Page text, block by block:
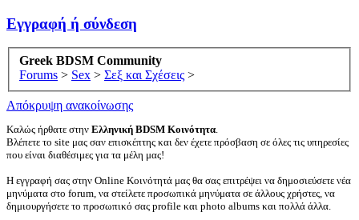
Εγγραφή ή σύνδεση
Greek BDSM Community
Forums > Sex > Σεξ και Σχέσεις >
Απόκρυψη ανακοίνωσης
Καλώς ήρθατε στην Ελληνική BDSM Κοινότητα.
Βλέπετε το site μας σαν επισκέπτης και δεν έχετε πρόσβαση σε όλες τις υπηρεσίες
που είναι διαθέσιμες για τα μέλη μας!
Η εγγραφή σας στην Online Κοινότητά μας θα σας επιτρέψει να δημοσιεύσετε νέα
μηνύματα στο forum, να στείλετε προσωπικά μηνύματα σε άλλους χρήστες, να
δημιουργήσετε το προσωπικό σας profile και photo albums και πολλά άλλα.